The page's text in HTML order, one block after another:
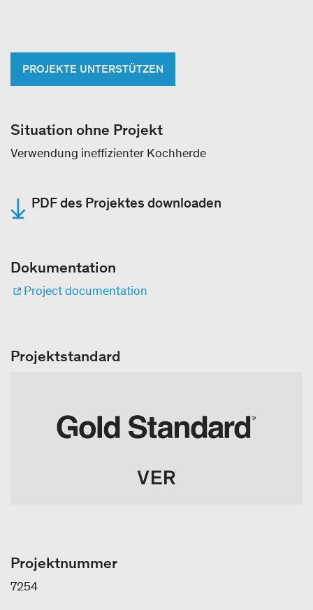
PROJEKTE UNTERSTÜTZEN
Situation ohne Projekt
Verwendung ineffizienter Kochherde
PDF des Projektes downloaden
Dokumentation
Project documentation
Projektstandard
Projektnummer
7254